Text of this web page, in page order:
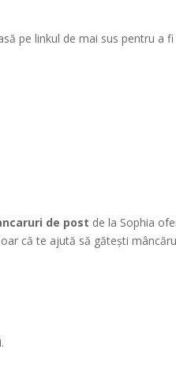
pe linkul de mai sus pentru a
de post de la Sophia
că te ajută să gătești